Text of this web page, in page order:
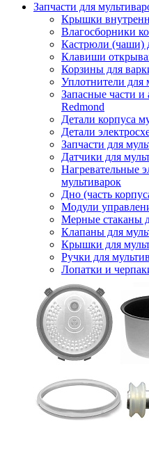
Запчасти для
Крышки
Влагосборники
Кастрюли (чаши)
Клавиши
Корзины для
Уплотнители для
Запасные части и
Redmond
Детали корпуса
Детали
Запчасти для
Датчики для
Нагревательные
мультиварок
Дно (часть
Модули
Мерные стаканы
Клапаны для
Крышки для
Ручки для
Лопатки и